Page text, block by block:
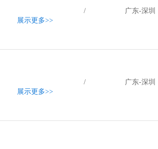
展示更多>>
/ 广东-深圳
展示更多>>
/ 广东-深圳